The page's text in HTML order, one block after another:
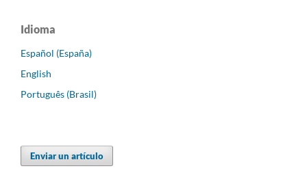
Idioma
Español (España)
English
Português (Brasil)
Enviar un artículo